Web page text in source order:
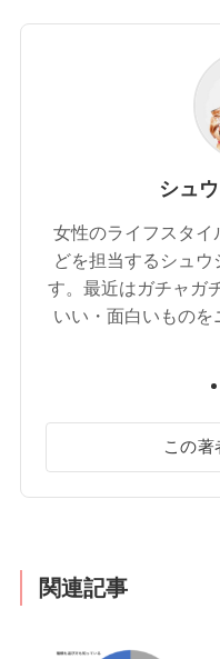
シュ
女性のライフスタイ
どを担当するシュ
す。最近はガチャガ
いい・面白いもの
この著
関連記事